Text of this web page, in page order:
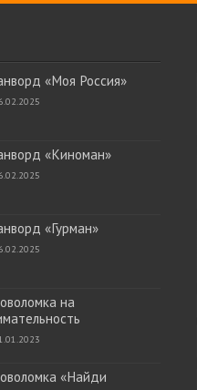
«Моя Россия»
«Киноман»
«Гурман»
на
«Найди